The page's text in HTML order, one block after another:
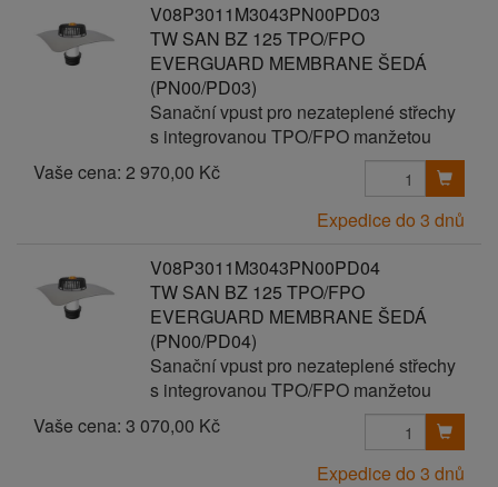
V08P3011M3043PN00PD03
TW SAN BZ 125 TPO/FPO
EVERGUARD MEMBRANE ŠEDÁ
(PN00/PD03)
Sanační vpust pro nezateplené střechy
s integrovanou TPO/FPO manžetou
Vaše cena: 2 970,00 Kč
Expedice do 3 dnů
V08P3011M3043PN00PD04
TW SAN BZ 125 TPO/FPO
EVERGUARD MEMBRANE ŠEDÁ
(PN00/PD04)
Sanační vpust pro nezateplené střechy
s integrovanou TPO/FPO manžetou
Vaše cena: 3 070,00 Kč
Expedice do 3 dnů